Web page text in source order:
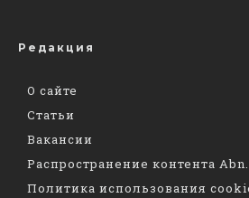
Редакция
О сайте
Статьи
Вакансии
Распространение контента
Политика использования